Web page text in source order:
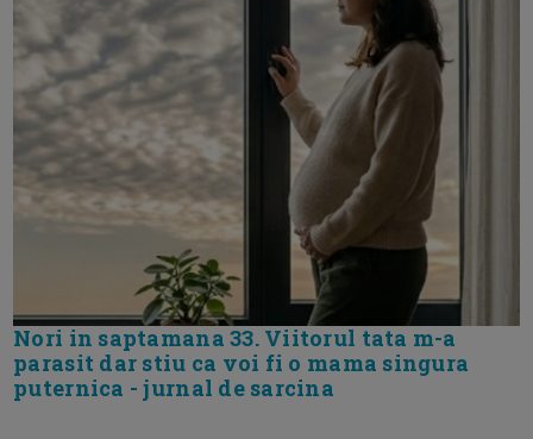
Nori in saptamana 33. Viitorul tata m-a
parasit dar stiu ca voi fi o mama singura
puternica - jurnal de sarcina